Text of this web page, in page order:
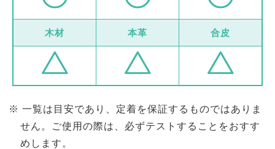
木材 本革 合皮
一覧は目安であり、定着を保証するものではありま
せん。ご使用の際は、必ずテストすることをおすす
めします。